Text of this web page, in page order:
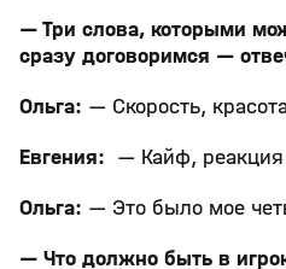
— Три слова, которыми
сразу договоримся —
Ольга: — Скорость,
Евгения: — Кайф,
Ольга: — Это было мое
— Что должно быть в